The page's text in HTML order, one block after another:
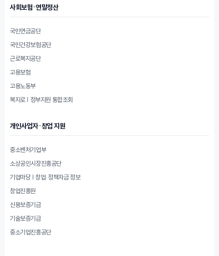
사회보험·연말정산
국민연금공단
국민건강보험공단
근로복지공단
고용보험
고용노동부
복지로 | 정부지원 통합조회
개인사업자·창업 지원
중소벤처기업부
소상공인시장진흥공단
기업마당 | 창업·정책자금 정보
창업진흥원
신용보증기금
기술보증기금
중소기업진흥공단